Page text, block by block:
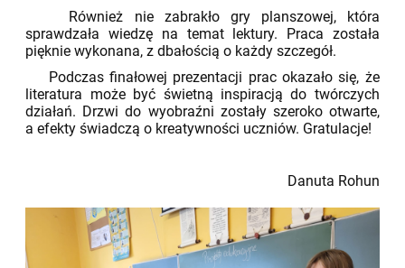
Również nie zabrakło gry planszowej, która
sprawdzała wiedzę na temat lektury. Praca została
pięknie wykonana, z dbałością o każdy szczegół.
Podczas finałowej prezentacji prac okazało się, że
literatura może być świetną inspiracją do twórczych
działań. Drzwi do wyobraźni zostały szeroko otwarte,
a efekty świadczą o kreatywności uczniów. Gratulacje!
Danuta Rohun